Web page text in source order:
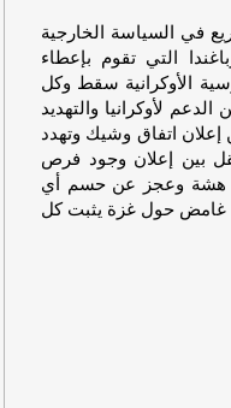
في السياسة الخارجية
التي تقوم بإعطاء
الأوكرانية سقط وكل
لأوكرانيا والتهديد
إعلان اتفاق وشيك وتهدد
بين إعلان وجود فرص
هشة وعجز عن حسم أي
غامض حول غزة يثبت كل